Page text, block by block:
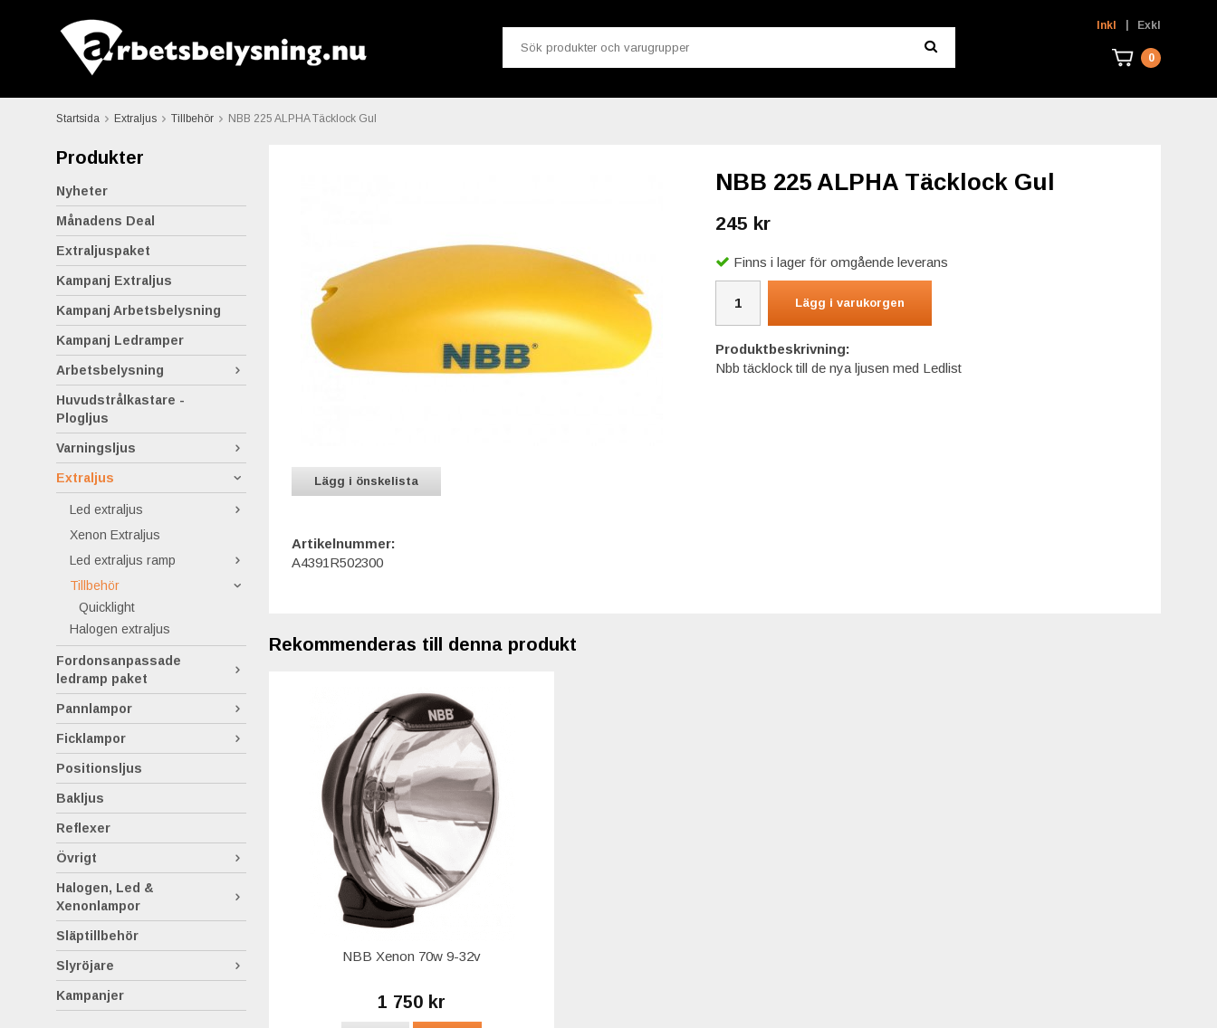
Inkl Exkl
0
Startsida Extraljus Tillbehör NBB 225 ALPHA Täcklock Gul
Produkter
Nyheter
Månadens Deal
Extraljuspaket
Kampanj Extraljus
Kampanj Arbetsbelysning
Kampanj Ledramper
Arbetsbelysning
Huvudstrålkastare -
Plogljus
Varningsljus
Extraljus
Led extraljus
Xenon Extraljus
Led extraljus ramp
Tillbehör
Quicklight
Halogen extraljus
Fordonsanpassade
ledramp paket
Pannlampor
Ficklampor
Positionsljus
Bakljus
Reflexer
Övrigt
Halogen, Led &
Xenonlampor
Släptillbehör
Slyröjare
Kampanjer
NBB 225 ALPHA Täcklock Gul
245 kr
Finns i lager för omgående leverans
Lägg i varukorgen
Produktbeskrivning:
Nbb täcklock till de nya ljusen med Ledlist
Lägg i önskelista
Artikelnummer:
A4391R502300
Rekommenderas till denna produkt
NBB Xenon 70w 9-32v
1 750 kr